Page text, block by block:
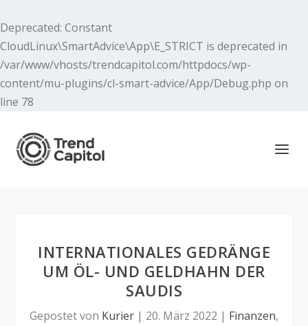
Deprecated: Constant
CloudLinux\SmartAdvice\App\E_STRICT is deprecated in
/var/www/vhosts/trendcapitol.com/httpdocs/wp-
content/mu-plugins/cl-smart-advice/App/Debug.php on
line 78
INTERNATIONALES GEDRÄNGE
UM ÖL- UND GELDHAHN DER
SAUDIS
Gepostet von Kurier | 20. März 2022 | Finanzen,